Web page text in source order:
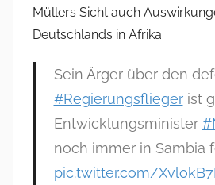
Müllers Sicht auch
Deutschlands in Afrika:
Sein Ärger über den
#Regierungsfliegerist
Entwicklungsminister
noch immer in Sambia
pic.twitter.com/